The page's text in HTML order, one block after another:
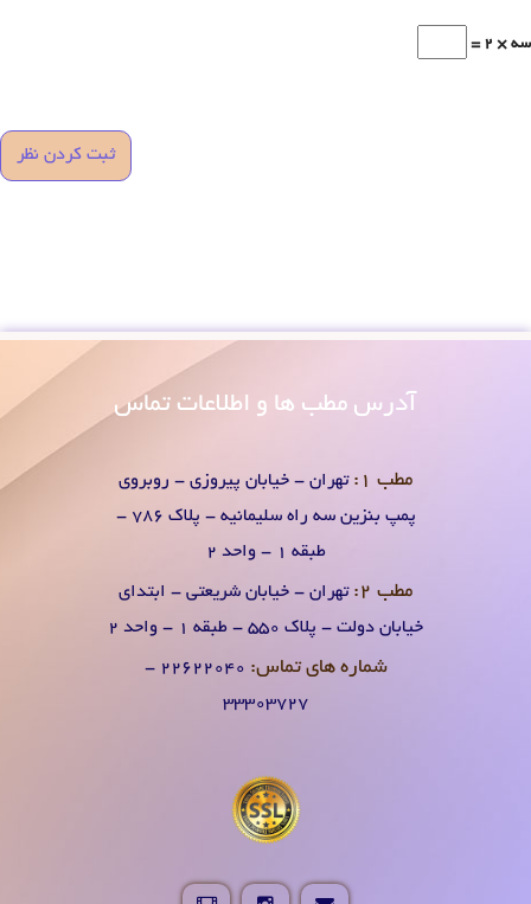
سه × 2 =
آدرس مطب ها و اطلاعات تماس
مطب 1:
تهران - خیابان پیروزی - روبروی
پمپ بنزین سه راه سلیمانیه - پلاک 786 -
طبقه 1 - واحد 2
مطب 2:
تهران - خیابان شریعتی - ابتدای
خیابان دولت - پلاک 550 - طبقه 1 - واحد 2
شماره های تماس:
۲۲۶۲۲۰۴0 -
۳۳۳۰۳۷۲۷